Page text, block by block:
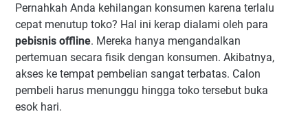
Pernahkah Anda kehilangan konsumen karena terlalu
cepat menutup toko? Hal ini kerap dialami oleh para
pebisnis offline. Mereka hanya mengandalkan
pertemuan secara fisik dengan konsumen. Akibatnya,
akses ke tempat pembelian sangat terbatas. Calon
pembeli harus menunggu hingga toko tersebut buka
esok hari.